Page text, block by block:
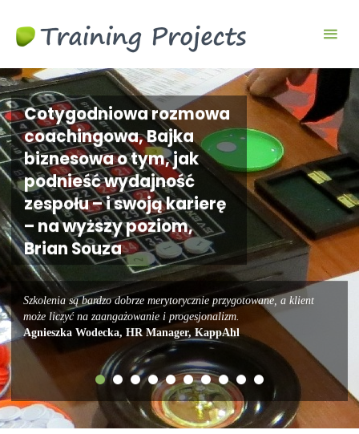
biznesowe i
Cotygodniowa rozmowa
coachingowa, Bajka
biznesowa o tym, jak
podnieść wydajność
zespołu – i swoją karierę
– na wyższy poziom,
Brian Souza
Szkolenia są bardzo dobrze merytorycznie przygotowane, a klient
może liczyć na zaangażowanie i progesjonalizm.
Agnieszka Wodecka, HR Manager, KappAhl